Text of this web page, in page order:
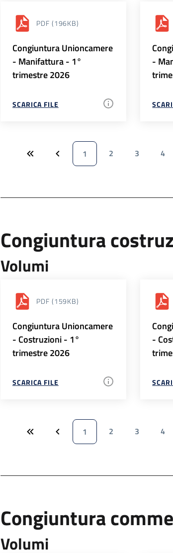
PDF (196KB)
Congiuntura Unioncamere
- Manifattura - 1°
trimestre 2026
SCARICA FILE
-
1 2 3 4
Congiuntura
Volumi
PDF (159KB)
Congiuntura Unioncamere
- Costruzioni - 1°
trimestre 2026
SCARICA FILE
-
1 2 3 4
Congiuntura
Volumi